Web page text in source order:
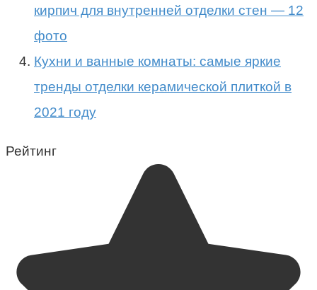
кирпич для внутренней отделки стен — 12
фото
Кухни и ванные комнаты: самые яркие
тренды отделки керамической плиткой в
2021 году
Рейтинг